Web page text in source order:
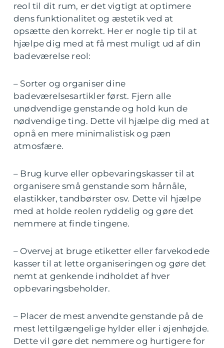
reol til dit rum, er det vigtigt at optimere
dens funktionalitet og æstetik ved at
opsætte den korrekt. Her er nogle tip til at
hjælpe dig med at få mest muligt ud af din
badeværelse reol:
– Sorter og organiser dine
badeværelsesartikler først. Fjern alle
unødvendige genstande og hold kun de
nødvendige ting. Dette vil hjælpe dig med at
opnå en mere minimalistisk og pæn
atmosfære.
– Brug kurve eller opbevaringskasser til at
organisere små genstande som hårnåle,
elastikker, tandbørster osv. Dette vil hjælpe
med at holde reolen ryddelig og gøre det
nemmere at finde tingene.
– Overvej at bruge etiketter eller farvekodede
kasser til at lette organiseringen og gøre det
nemt at genkende indholdet af hver
opbevaringsbeholder.
– Placer de mest anvendte genstande på de
mest lettilgængelige hylder eller i øjenhøjde.
Dette vil gøre det nemmere og hurtigere for